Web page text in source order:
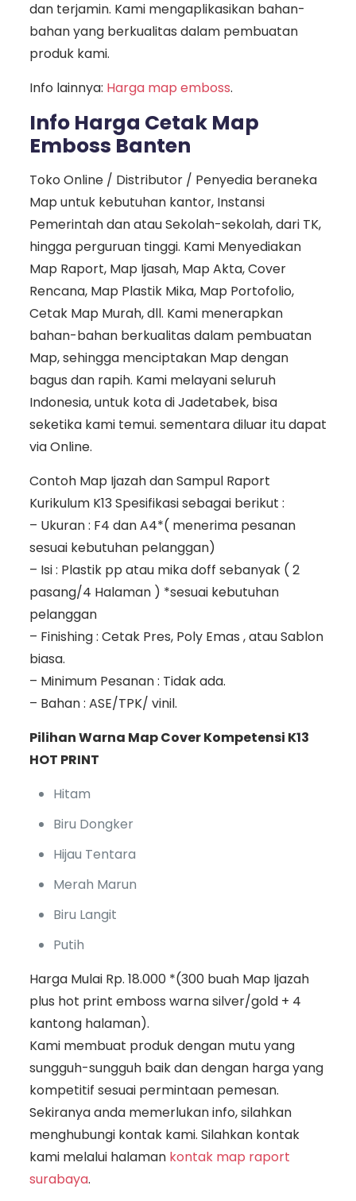
dan terjamin. Kami mengaplikasikan bahan-
bahan yang berkualitas dalam pembuatan
produk kami.
Info lainnya: Harga map emboss.
Info Harga Cetak Map
Emboss Banten
Toko Online / Distributor / Penyedia beraneka
Map untuk kebutuhan kantor, Instansi
Pemerintah dan atau Sekolah-sekolah, dari TK,
hingga perguruan tinggi. Kami Menyediakan
Map Raport, Map Ijasah, Map Akta, Cover
Rencana, Map Plastik Mika, Map Portofolio,
Cetak Map Murah, dll. Kami menerapkan
bahan-bahan berkualitas dalam pembuatan
Map, sehingga menciptakan Map dengan
bagus dan rapih. Kami melayani seluruh
Indonesia, untuk kota di Jadetabek, bisa
seketika kami temui. sementara diluar itu dapat
via Online.
Contoh Map Ijazah dan Sampul Raport
Kurikulum K13 Spesifikasi sebagai berikut :
– Ukuran : F4 dan A4*( menerima pesanan
sesuai kebutuhan pelanggan)
– Isi : Plastik pp atau mika doff sebanyak ( 2
pasang/4 Halaman ) *sesuai kebutuhan
pelanggan
– Finishing : Cetak Pres, Poly Emas , atau Sablon
biasa.
– Minimum Pesanan : Tidak ada.
– Bahan : ASE/TPK/ vinil.
Pilihan Warna Map Cover Kompetensi K13
HOT PRINT
Hitam
Biru Dongker
Hijau Tentara
Merah Marun
Biru Langit
Putih
Harga Mulai Rp. 18.000 *(300 buah Map Ijazah
plus hot print emboss warna silver/gold + 4
kantong halaman).
Kami membuat produk dengan mutu yang
sungguh-sungguh baik dan dengan harga yang
kompetitif sesuai permintaan pemesan.
Sekiranya anda memerlukan info, silahkan
menghubungi kontak kami. Silahkan kontak
kami melalui halaman kontak map raport
surabaya.